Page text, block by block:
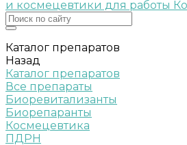
Каталог препаратов
Назад
Каталог препаратов
Все препараты
Биоревитализанты
Биорепаранты
Космецевтика
ПДРН